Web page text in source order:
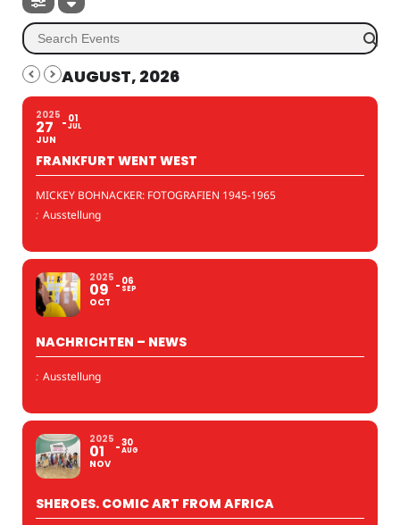
AUGUST, 2026
2025
27
JUN
01
JUL
FRANKFURT WENT WEST
MICKEY BOHNACKER: FOTOGRAFIEN 1945-1965
: Ausstellung
2025
09
OCT
06
SEP
NACHRICHTEN – NEWS
: Ausstellung
2025
01
NOV
30
AUG
SHEROES. COMIC ART FROM AFRICA